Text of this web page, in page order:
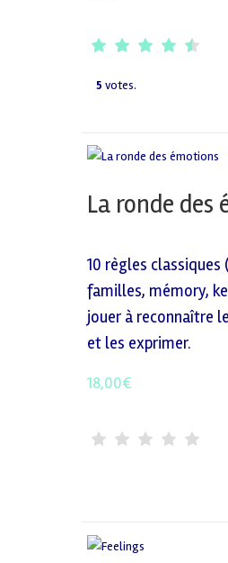
5 votes.
La ronde des
10 règles
familles, mémory,
jouer à reconnaître
et les exprimer.
18,00€